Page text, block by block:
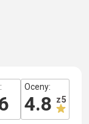
Oceny:
4.8 z 5